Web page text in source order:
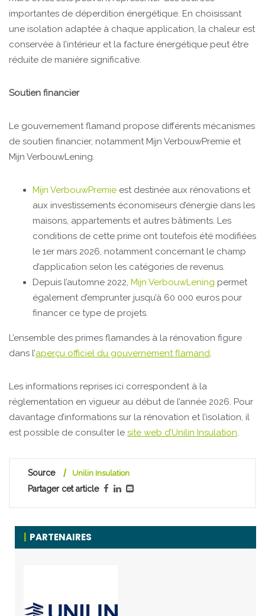
importantes de déperdition énergétique. En choisissant
une isolation adaptée à chaque application, la chaleur est
conservée à l’intérieur et la facture énergétique peut être
réduite de manière significative.
Soutien financier
Le gouvernement flamand propose différents mécanismes
de soutien financier, notamment Mijn VerbouwPremie et
Mijn VerbouwLening.
Mijn VerbouwPremie est destinée aux rénovations et
aux investissements économiseurs d’énergie dans les
maisons, appartements et autres bâtiments. Les
conditions de cette prime ont toutefois été modifiées
le 1er mars 2026, notamment concernant le champ
d’application selon les catégories de revenus.
Depuis l’automne 2022, Mijn VerbouwLening permet
également d’emprunter jusqu’à 60 000 euros pour
financer ce type de projets.
L’ensemble des primes flamandes à la rénovation figure
dans l’aperçu officiel du gouvernement flamand.
Les informations reprises ici correspondent à la
réglementation en vigueur au début de l’année 2026. Pour
davantage d’informations sur la rénovation et l’isolation, il
est possible de consulter le site web d’Unilin Insulation.
Source Unilin Insulation
Partager cet article
PARTENAIRES